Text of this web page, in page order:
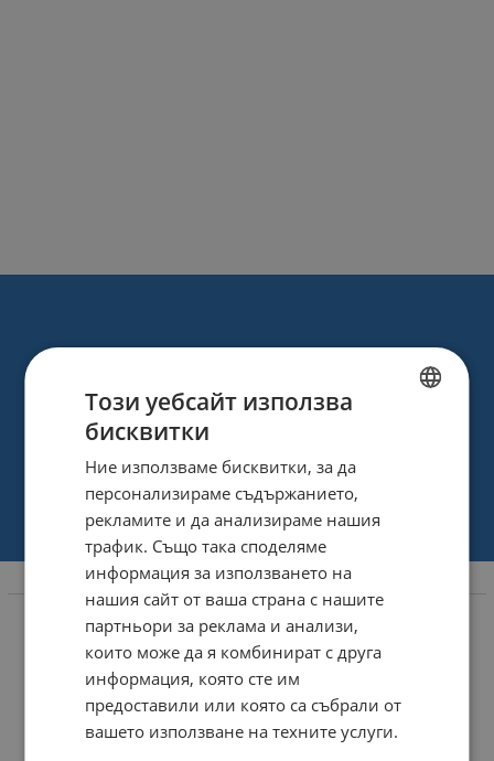
Информация
За нас
Магазини
Карта на сайта
Контакти
Този уебсайт използва
бисквитки
Ние използваме бисквитки, за да
персонализираме съдържанието,
рекламите и да анализираме нашия
трафик. Също така споделяме
информация за използването на
нашия сайт от ваша страна с нашите
партньори за реклама и анализи,
които може да я комбинират с друга
информация, която сте им
предоставили или която са събрали от
вашето използване на техните услуги.